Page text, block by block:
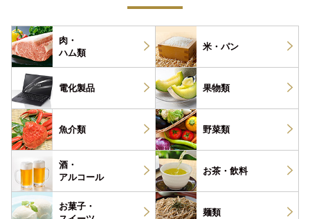
肉・
ハム類
米・パン
電化製品 果物類
魚介類 野菜類
酒・
アルコール
お茶・ 飲料
お菓子・
麺類